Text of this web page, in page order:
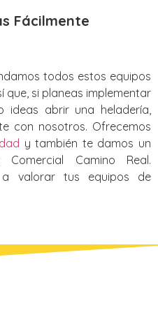
Fácilmente
todos estos equipos
que, si planeas implementar
abrir una heladería,
con nosotros. Ofrecemos
y también te damos un
Camino Real.
valorar tus equipos de